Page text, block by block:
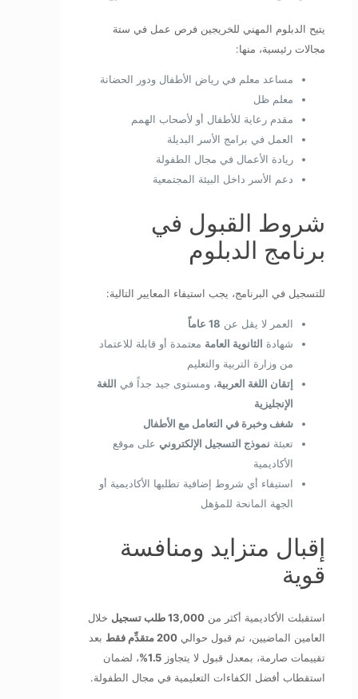
يتيح الدبلوم المهني للخريجين فرص عمل في ستة
مجالات رئيسية، منها:
مساعد معلم في رياض الأطفال ودور الحضانة
معلم ظل
مقدم رعاية للأطفال أو لأصحاب الهمم
العمل في برامج الأسر البديلة
ريادة الأعمال في مجال الطفولة
دعم الأسر داخل البيئة المجتمعية
شروط القبول في
برنامج الدبلوم
للتسجيل في البرنامج، يجب استيفاء المعايير التالية:
العمر لا يقل عن 18 عاماً
شهادة الثانوية العامة معتمدة أو قابلة للاعتماد
من وزارة التربية والتعليم
إتقان اللغة العربية، ومستوى جيد جداً في اللغة
الإنجليزية
شغف وخبرة في التعامل مع الأطفال
تعبئة نموذج التسجيل الإلكتروني على موقع
الأكاديمية
استيفاء أي شروط إضافية تطلبها الأكاديمية أو
الجهة المانحة للمؤهل
إقبال متزايد ومنافسة
قوية
استقبلت الأكاديمية أكثر من 13,000 طلب تسجيل
خلال
العامين الماضيين، تم قبول حوالي 200 متقدِّم فقط
بعد
تقييمات صارمة، بمعدل قبول لا يتجاوز 1.5%
، لضمان
استقطاب أفضل الكفاءات التعليمية في مجال الطفولة.